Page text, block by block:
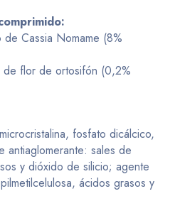
Cassia Nomame (8%
flor de ortosifón (0,2%
fosfato dicálcico,
antiaglomerante: sales de
y dióxido de silicio; agente
ácidos grasos y